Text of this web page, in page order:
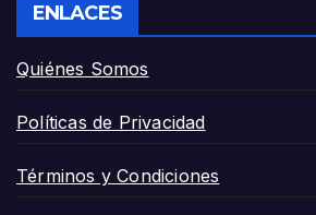
ENLACES
Quiénes Somos
Políticas de Privacidad
Términos y Condiciones